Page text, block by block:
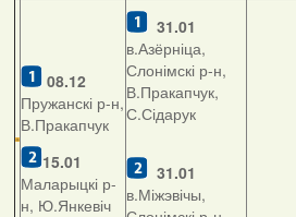
08.12
Пружанскі р-н,
В.Пракапчук
15.01
Маларыцкі р-
н, Ю.Янкевіч
31.01
в.Азёрніца,
Слонімскі р-н,
В.Пракапчук,
С.Сідарук
31.01
в.Міжэвічы,